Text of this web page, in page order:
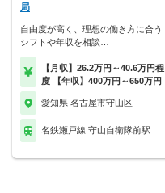
局
自由度が高く、理想の働き方に合う
シフトや年収を相談…
【月収】26.2万円～40.6万円程
度 【年収】400万円～650万円
愛知県 名古屋市守山区
名鉄瀬戸線 守山自衛隊前駅